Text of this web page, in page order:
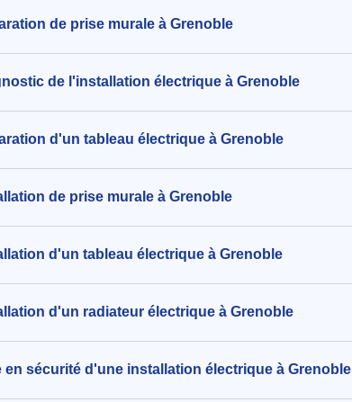
par un tableau 3
fusible 32A, et 2
différentiels 45A, plus
tableau
à 18:26
prise de télévision
de Avenue Saint Roch à
de prise murale à Grenoble
de l'installation électrique à Grenoble
d'un tableau électrique à Grenoble
de prise murale à Grenoble
d'un tableau électrique à Grenoble
d'un radiateur électrique à Grenoble
en sécurité d'une installation électrique à Grenoble